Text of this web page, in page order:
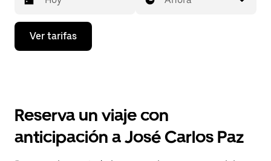
Presiona
flecha
el
y
selecciona
Ver tarifas
Reserva un viaje con
anticipación a José Carlos Paz